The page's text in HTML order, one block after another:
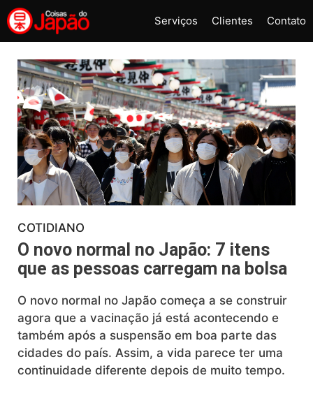
Pular
para
o
conteúdo
Serviços Clientes Contato
COTIDIANO
O novo normal no Japão: 7 itens
que as pessoas carregam na bolsa
O novo normal no Japão começa a se construir
agora que a vacinação já está acontecendo e
também após a suspensão em boa parte das
cidades do país. Assim, a vida parece ter uma
continuidade diferente depois de muito tempo.